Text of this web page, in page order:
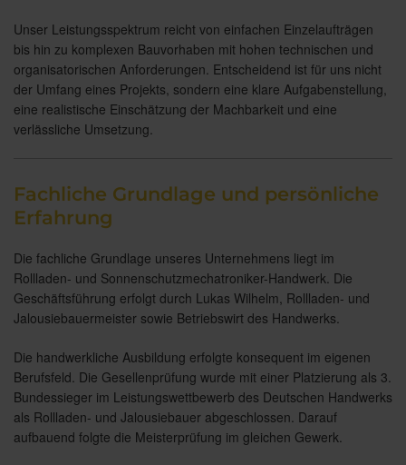
Unser Leistungsspektrum reicht von einfachen Einzelaufträgen
bis hin zu komplexen Bauvorhaben mit hohen technischen und
organisatorischen Anforderungen. Entscheidend ist für uns nicht
der Umfang eines Projekts, sondern eine klare Aufgabenstellung,
eine realistische Einschätzung der Machbarkeit und eine
verlässliche Umsetzung.
Fachliche Grundlage und persönliche
Erfahrung
Die fachliche Grundlage unseres Unternehmens liegt im
Rollladen- und Sonnenschutzmechatroniker-Handwerk. Die
Geschäftsführung erfolgt durch Lukas Wilhelm, Rollladen- und
Jalousiebauermeister sowie Betriebswirt des Handwerks.
Die handwerkliche Ausbildung erfolgte konsequent im eigenen
Berufsfeld. Die Gesellenprüfung wurde mit einer Platzierung als 3.
Bundessieger im Leistungswettbewerb des Deutschen Handwerks
als Rollladen- und Jalousiebauer abgeschlossen. Darauf
aufbauend folgte die Meisterprüfung im gleichen Gewerk.